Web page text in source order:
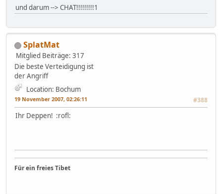
und darum --> CHAT!!!!!!!!!1
SplatMat
Mitglied Beiträge: 317
Die beste Verteidigung ist
der Angriff
Location: Bochum
19 November 2007, 02:26:11 #388
Ihr Deppen! :rofl:
Für ein freies Tibet